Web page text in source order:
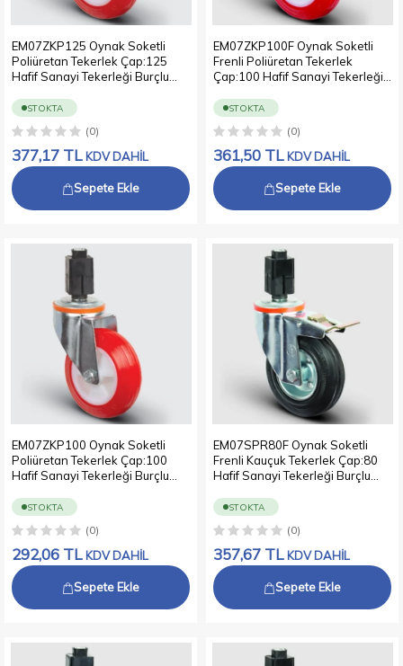
EM07ZKP125 Oynak Soketli
Poliüretan Tekerlek Çap:125
Hafif Sanayi Tekerleği Burçlu
Poliamid Üzeri Poliüretan Kaplı
STOKTA
(0)
377,17 TL KDV DAHİL
Sepete Ekle
EM07ZKP100F Oynak Soketli
Frenli Poliüretan Tekerlek
Çap:100 Hafif Sanayi Tekerleği
Poliamid Üzeri Poliüretan Kaplı
STOKTA
(0)
361,50 TL KDV DAHİL
Sepete Ekle
EM07ZKP100 Oynak Soketli
Poliüretan Tekerlek Çap:100
Hafif Sanayi Tekerleği Burçlu
Poliamid Üzeri Poliüretan Kaplı
STOKTA
(0)
292,06 TL KDV DAHİL
Sepete Ekle
EM07SPR80F Oynak Soketli
Frenli Kauçuk Tekerlek Çap:80
Hafif Sanayi Tekerleği Burçlu
Üzeri Kauçuk Kaplamalı
STOKTA
(0)
357,67 TL KDV DAHİL
Sepete Ekle